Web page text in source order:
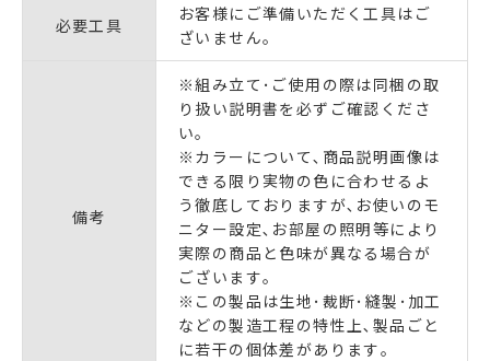
必要工具
お客様にご準備いただく工具はご
ざいません｡
備考
※組み立て･ご使用の際は同梱の取
り扱い説明書を必ずご確認くださ
い｡
※カラーについて､商品説明画像は
できる限り実物の色に合わせるよ
う徹底しておりますが､お使いのモ
ニター設定､お部屋の照明等により
実際の商品と色味が異なる場合が
ございます｡
※この製品は生地･裁断･縫製･加工
などの製造工程の特性上､製品ごと
に若干の個体差があります｡